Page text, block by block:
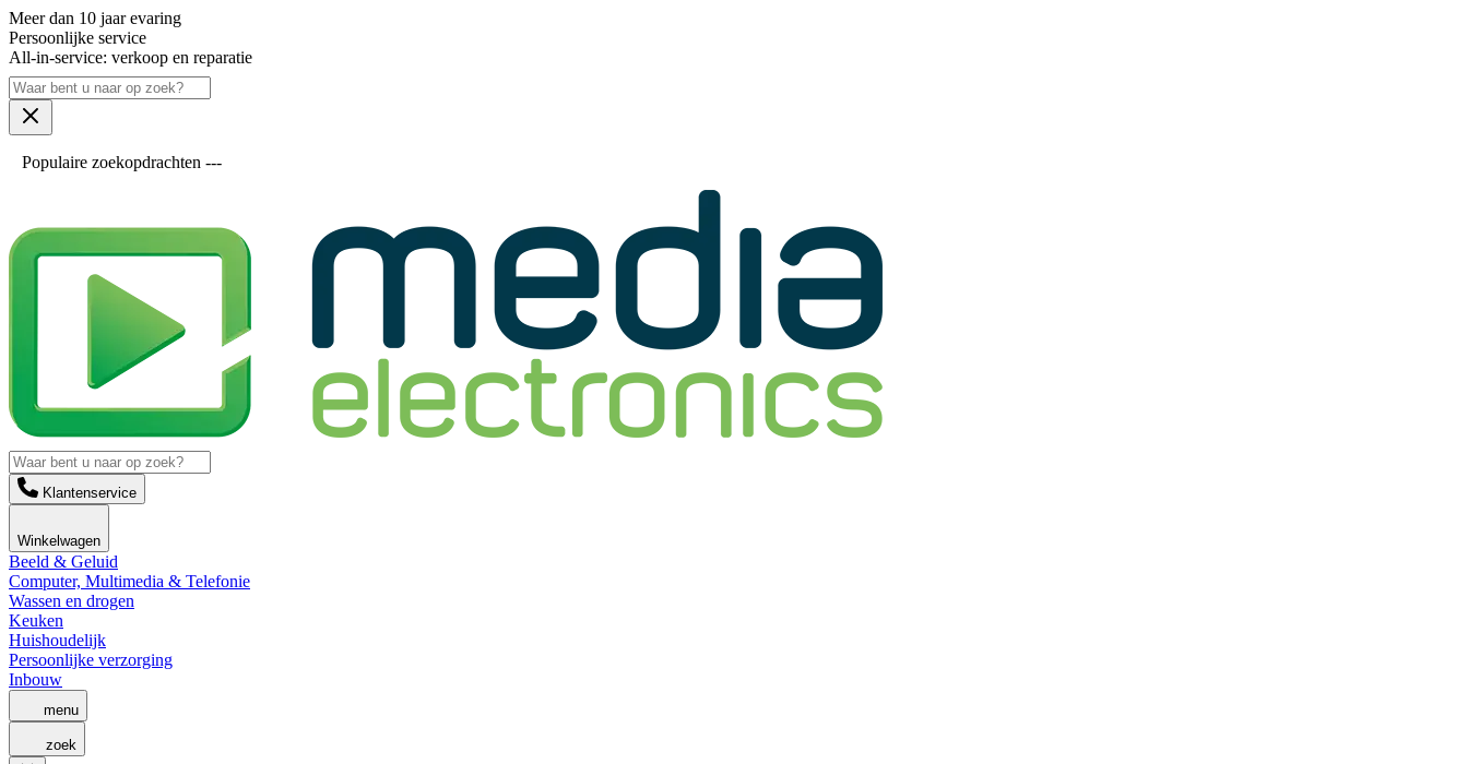
Meer dan 10 jaar evaring
Persoonlijke service
All-in-service: verkoop en reparatie
Populaire zoekopdrachten ---
Klantenservice
Winkelwagen
Beeld & Geluid
Computer, Multimedia & Telefonie
Wassen en drogen
Keuken
Huishoudelijk
Persoonlijke verzorging
Inbouw
menu
zoek